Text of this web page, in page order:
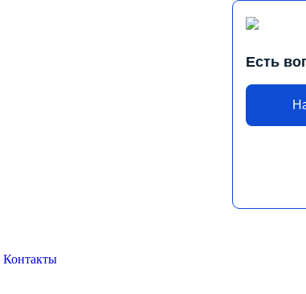
Есть
Контакты